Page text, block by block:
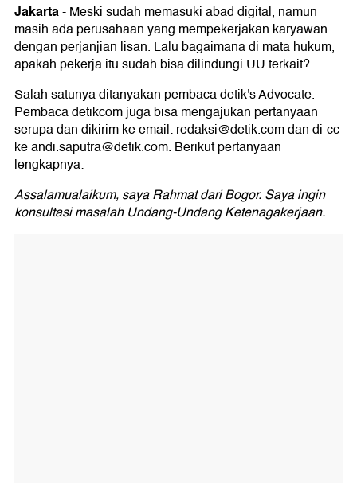
Jakarta-Meski sudah memasuki abad digital, namun
masih ada perusahaan yang mempekerjakan karyawan
dengan perjanjian lisan. Lalu bagaimana di mata hukum,
apakah pekerja itu sudah bisa dilindungi UU terkait?
Salah satunya ditanyakan pembaca detik's Advocate.
Pembaca detikcom juga bisa mengajukan pertanyaan
serupa dan dikirim ke email: redaksi@detik.com dan di-cc
ke andi.saputra@detik.com. Berikut pertanyaan
lengkapnya:
Assalamualaikum, saya Rahmat dari Bogor. Saya ingin
konsultasi masalah Undang-Undang Ketenagakerjaan.